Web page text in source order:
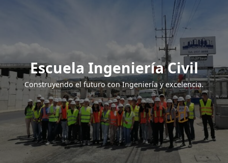
Escuela Ingeniería Civil
Construyendo el futuro con Ingeniería y excelencia.